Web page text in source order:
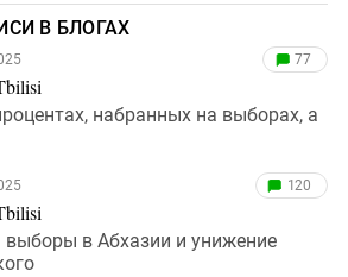
В БЛОГАХ
77
набранных на выборах, а
120
выборы в Абхазии и унижение